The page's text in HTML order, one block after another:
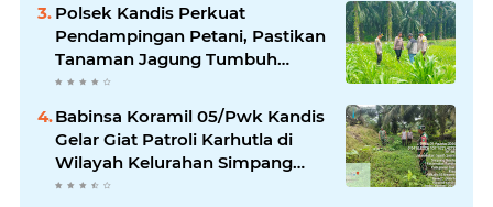
Polsek Kandis Perkuat
Pendampingan Petani, Pastikan
Tanaman Jagung Tumbuh
Optimal Dukung Swasembada
Pangan Nasional
Babinsa Koramil 05/Pwk Kandis
Gelar Giat Patroli Karhutla di
Wilayah Kelurahan Simpang
Belutu